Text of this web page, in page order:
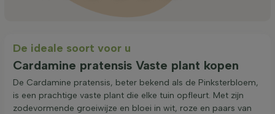
De ideale soort voor u
Cardamine pratensis Vaste plant kopen
De Cardamine pratensis, beter bekend als de Pinksterbloem,
is een prachtige vaste plant die elke tuin opfleurt. Met zijn
zodevormende groeiwijze en bloei in wit, roze en paars van